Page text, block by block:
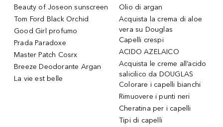
Beauty of Joseon sunscreen
Tom Ford Black Orchid
Good Girl profumo
Prada Paradoxe
Master Patch Cosrx
Breeze Deodorante Argan
La vie est belle
Olio di argan
Acquista la crema di aloe
vera su Douglas
Capelli crespi
ACIDO AZELAICO
Acquista le creme all’acido
salicilico da DOUGLAS
Colorare i capelli bianchi
Rimuovere i punti neri
Cheratina per i capelli
Tipi di capelli